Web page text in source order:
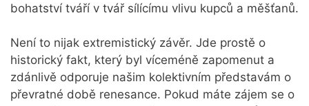
bohatství tváří v tvář sílícímu vlivu kupců a měšťanů.
Není to nijak extremistický závěr. Jde prostě o
historický fakt, který byl víceméně zapomenut a
zdánlivě odporuje našim kolektivním představám o
převratné době renesance. Pokud máte zájem se o